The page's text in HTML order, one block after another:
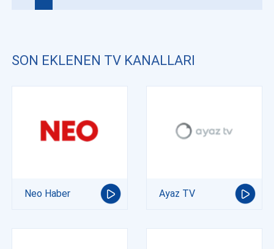
SON EKLENEN TV KANALLARI
Neo Haber Ayaz TV